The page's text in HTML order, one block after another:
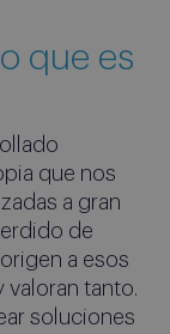
que es
que nos
a gran
de
a esos
valoran tanto.
soluciones